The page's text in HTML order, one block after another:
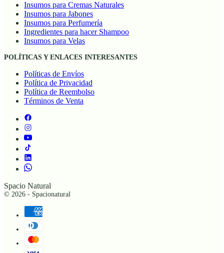
Insumos para Cremas Naturales
Insumos para Jabones
Insumos para Perfumería
Ingredientes para hacer Shampoo
Insumos para Velas
POLÍTICAS Y ENLACES INTERESANTES
Políticas de Envíos
Política de Privacidad
Política de Reembolso
Términos de Venta
Spacio Natural
© 2026 - Spacionatural